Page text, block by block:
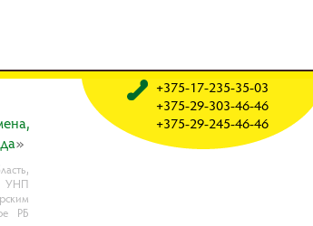
»
УНП
РБ
+375-17-235-35-03
+375-29-303-46-46
+375-29-245-46-46